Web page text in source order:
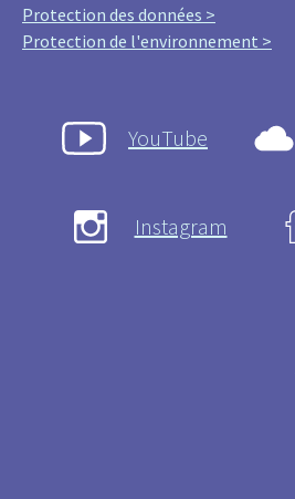
Protection des données >
Protection de l'environnement >
YouTube
Instagram